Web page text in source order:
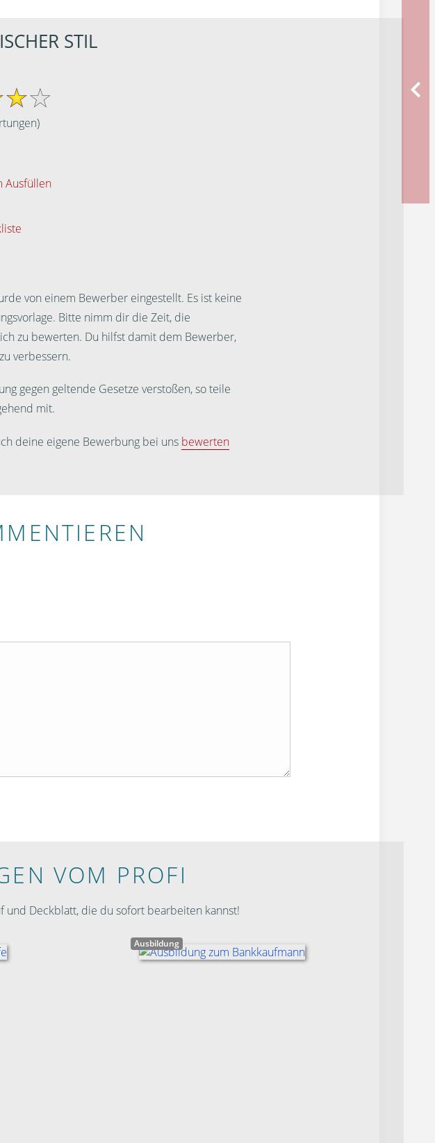
STIL
Ausfüllen
von einem Bewerber eingestellt. Es ist keine
Bitte nimm dir die Zeit, die
zu bewerten. Du hilfst damit dem Bewerber,
verbessern.
gegen geltende Gesetze verstoßen, so teile
mit.
deine eigene Bewerbung bei uns bewerten
VOM PROFI
und Deckblatt, die du sofort bearbeiten kannst!
Ausbildung